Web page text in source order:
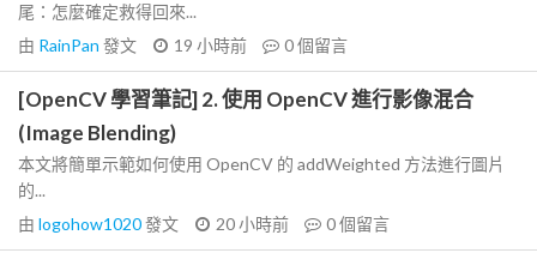
尾：怎麼確定救得回來...
由 RainPan 發文 19 小時前 0個留言
[OpenCV 學習筆記] 2. 使用 OpenCV 進行影像混合
(Image Blending)
本文將簡單示範如何使用 OpenCV 的 addWeighted 方法進行圖片
的...
由 logohow1020發文 20 小時前 0個留言